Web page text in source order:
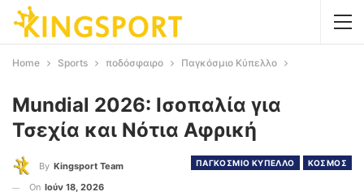
Home Sports ποδόσφαιρο Παγκόσμιο Κύπελλο
Mundial 2026: Ισοπαλία για
Τσεχία και Νότια Αφρική
ΠΑΓΚΟΣΜΙΟ ΚΥΠΕΛΛΟ ΚΟΣΜΟΣ
By Kingsport Team
On Ιούν 18, 2026